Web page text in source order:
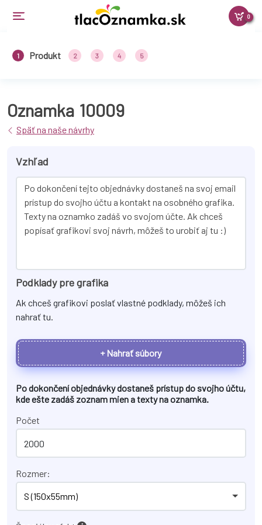
0
1 Produkt 2 3 4 5
Oznamka 10009
Späť na naše návrhy
Vzhľad
Podklady pre grafika
Ak chceš grafikovi poslať vlastné podklady, môžeš ich
nahrať tu.
+ Nahrať súbory
Po dokončení objednávky dostaneš prístup do svojho účtu,
kde ešte zadáš zoznam mien a texty naoznamka.
Počet
Rozmer:
S (150x55mm)